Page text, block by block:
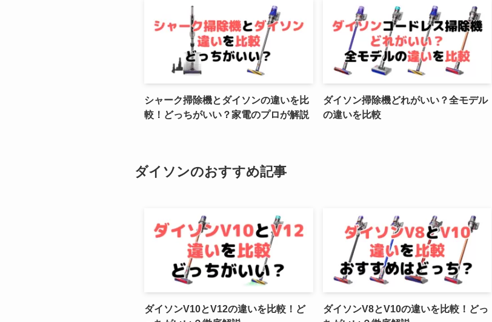
シャーク掃除機とダイソンの違いを比
較！どっちがいい？家電のプロが解説
ダイソン掃除機どれがいい？全モデル
の違いを比較
ダイソンのおすすめ記事
ダイソンV10とV12の違いを比較！ど
ダイソンV8とV10の違いを比較！どっ